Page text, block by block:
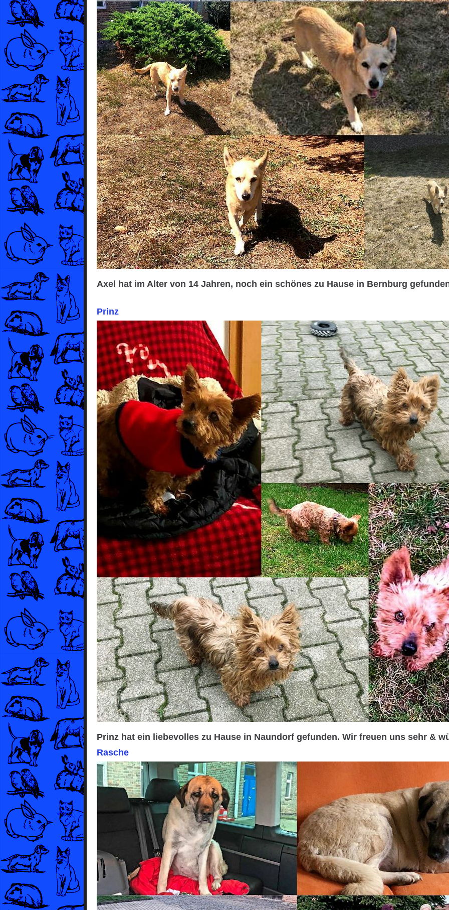
Axel hat im Alter von 14 Jahren, noch ein schönes zu Hause in Bernburg
Prinz
Prinz hat ein liebevolles zu Hause in Naundorf gefunden. Wir freuen uns sehr &
Rasche